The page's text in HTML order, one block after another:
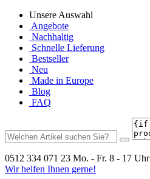
Unsere Auswahl
Angebote
Nachhaltig
Schnelle Lieferung
Bestseller
Neu
Made in Europe
Blog
FAQ
0512 334 071 23 Mo. - Fr. 8 - 17 Uhr
Wir helfen Ihnen gerne!